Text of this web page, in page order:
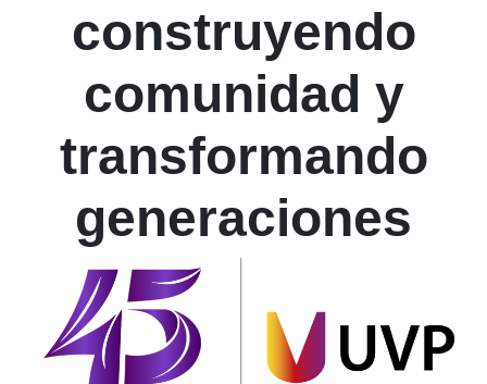
construyendo
comunidad y
transformando
generaciones